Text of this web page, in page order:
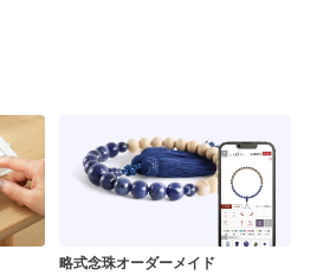
略式念珠オーダーメイド